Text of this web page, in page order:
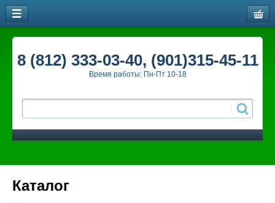
8 (812) 333-03-40, (901)315-45-11
Время работы: Пн-Пт 10-18
Каталог